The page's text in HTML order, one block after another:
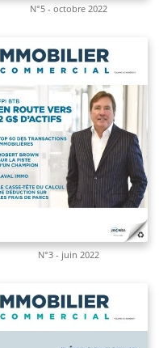
N°5 - octobre 2022
N°3 - juin 2022